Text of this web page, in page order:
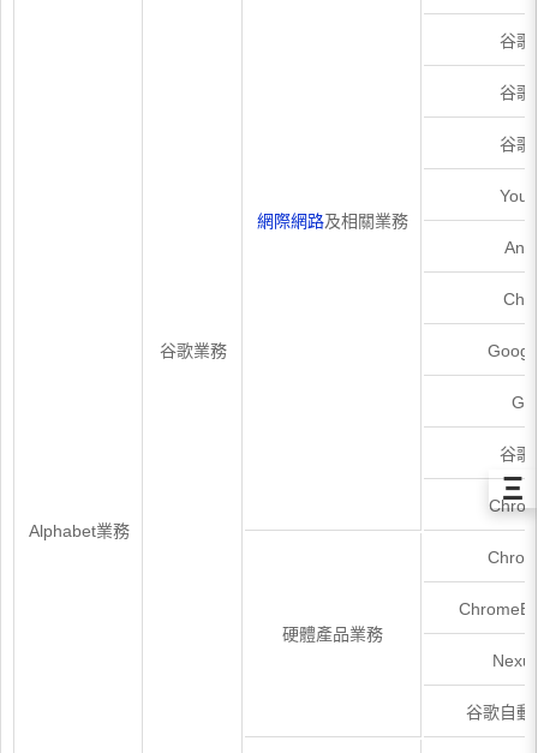
Alphabet業務
谷歌業務
網際網路及相關業務
谷歌
谷歌
谷歌
谷歌
硬體產品業務
谷歌自動
Ξ